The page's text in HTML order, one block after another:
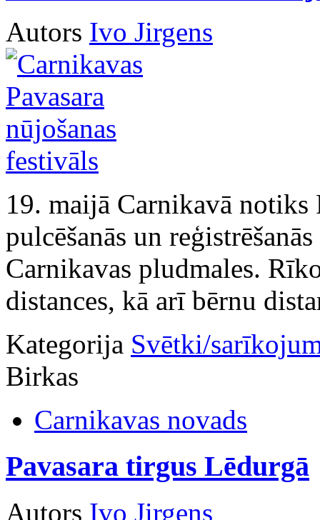
Autors Ivo Jirgens
19. maijā Carnikavā notiks
pulcēšanās un
Carnikavas pludmales.
distances, kā arī bērnu
Kategorija Svētki/
Birkas
Carnikavas novads
Pavasara tirgus Lēdurgā
Autors Ivo Jirgens